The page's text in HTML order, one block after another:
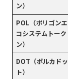
ン）
POL（ポリゴンエ
コシステムトーク
ン）
DOT（ポルカドッ
ト）